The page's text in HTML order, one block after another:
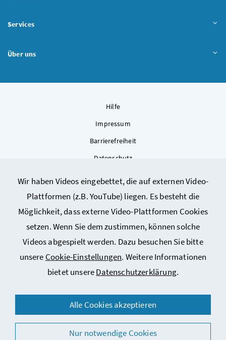
Wir haben Videos eingebettet, die auf externen Video-
Plattformen (z.B. YouTube) liegen. Es besteht die
Möglichkeit, dass externe Video-Plattformen Cookies
setzen. Wenn Sie dem zustimmen, können solche
Videos abgespielt werden. Dazu besuchen Sie bitte
unsere Cookie-Einstellungen. Weitere Informationen
bietet unsereDatenschutzerklärung.
Alle Cookies akzeptieren
Nur notwendige Cookies
Services
Über uns
Hilfe
Impressum
Barrierefreiheit
Datenschutz
Sitemap
Cookie-Einstellungen
© 2026 Bundesministerium für Arbeit, Soziales, Gesundheit,
Pflege und Konsumentenschutz